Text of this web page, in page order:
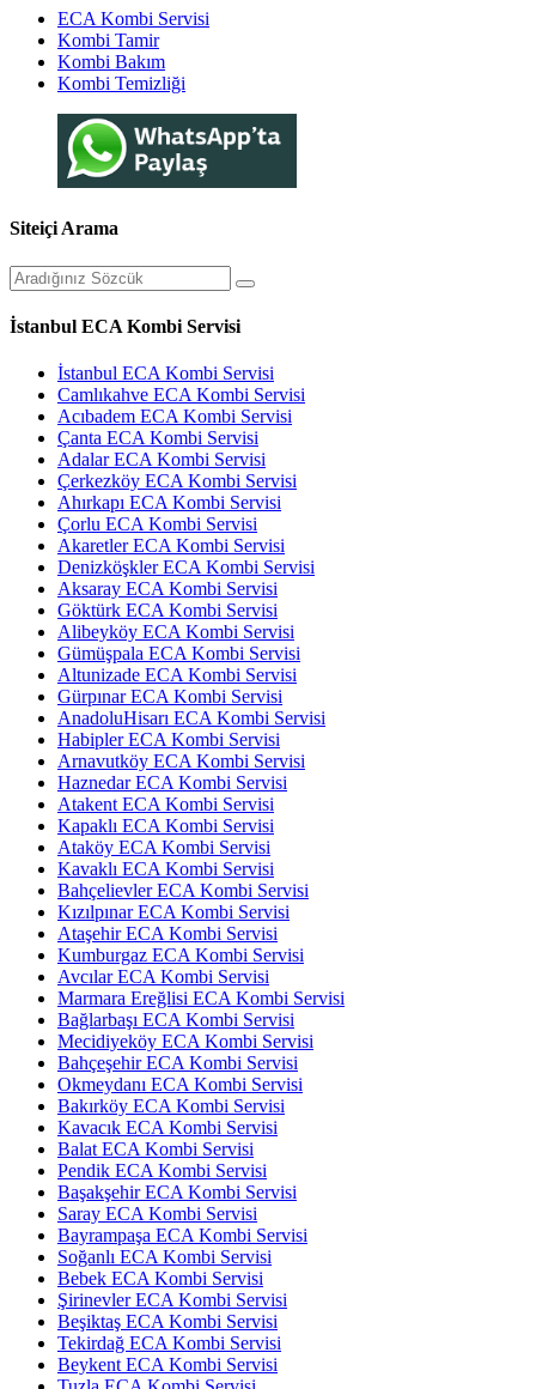
ECA Kombi Servisi
Kombi Tamir
Kombi Bakım
Kombi Temizliği
Siteiçi Arama
İstanbul ECA Kombi Servisi
İstanbul ECA Kombi Servisi
Camlıkahve ECA Kombi Servisi
Acıbadem ECA Kombi Servisi
Çanta ECA Kombi Servisi
Adalar ECA Kombi Servisi
Çerkezköy ECA Kombi Servisi
Ahırkapı ECA Kombi Servisi
Çorlu ECA Kombi Servisi
Akaretler ECA Kombi Servisi
Denizköşkler ECA Kombi Servisi
Aksaray ECA Kombi Servisi
Göktürk ECA Kombi Servisi
Alibeyköy ECA Kombi Servisi
Gümüşpala ECA Kombi Servisi
Altunizade ECA Kombi Servisi
Gürpınar ECA Kombi Servisi
AnadoluHisarı ECA Kombi Servisi
Habipler ECA Kombi Servisi
Arnavutköy ECA Kombi Servisi
Haznedar ECA Kombi Servisi
Atakent ECA Kombi Servisi
Kapaklı ECA Kombi Servisi
Ataköy ECA Kombi Servisi
Kavaklı ECA Kombi Servisi
Bahçelievler ECA Kombi Servisi
Kızılpınar ECA Kombi Servisi
Ataşehir ECA Kombi Servisi
Kumburgaz ECA Kombi Servisi
Avcılar ECA Kombi Servisi
Marmara Ereğlisi ECA Kombi Servisi
Bağlarbaşı ECA Kombi Servisi
Mecidiyeköy ECA Kombi Servisi
Bahçeşehir ECA Kombi Servisi
Okmeydanı ECA Kombi Servisi
Bakırköy ECA Kombi Servisi
Kavacık ECA Kombi Servisi
Balat ECA Kombi Servisi
Pendik ECA Kombi Servisi
Başakşehir ECA Kombi Servisi
Saray ECA Kombi Servisi
Bayrampaşa ECA Kombi Servisi
Soğanlı ECA Kombi Servisi
Bebek ECA Kombi Servisi
Şirinevler ECA Kombi Servisi
Beşiktaş ECA Kombi Servisi
Tekirdağ ECA Kombi Servisi
Beykent ECA Kombi Servisi